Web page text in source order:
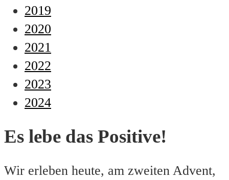
2019
2020
2021
2022
2023
2024
Es lebe das Positive!
Wir erleben heute, am zweiten Advent,